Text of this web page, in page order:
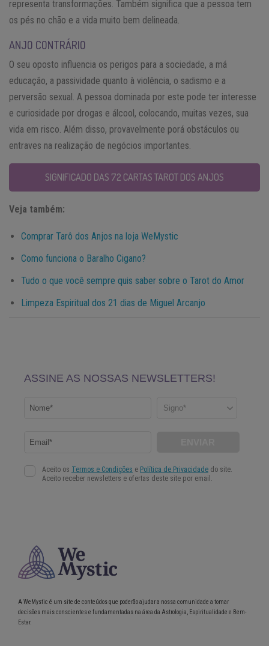
representa transformações. Também significa que a pessoa tem
os pés no chão e a vida muito bem delineada.
ANJO CONTRÁRIO
O seu oposto influencia os perigos para a sociedade, a má
educação, a passividade quanto à violência, o sadismo e a
perversão sexual. A pessoa dominada por este pode ter interesse
e curiosidade por drogas e álcool, colocando, muitas vezes, sua
vida em risco. Além disso, provavelmente porá obstáculos ou
entraves na realização de negócios importantes.
SIGNIFICADO DAS 72 CARTAS TAROT DOS ANJOS
Veja também:
Comprar Tarô dos Anjos na loja WeMystic
Como funciona o Baralho Cigano?
Tudo o que você sempre quis saber sobre o Tarot do Amor
Limpeza Espiritual dos 21 dias de Miguel Arcanjo
A WeMystic é um site de conteúdos que poderão ajudar a nossa comunidade a tomar
decisões mais conscientes e fundamentadas na área da Astrologia, Espiritualidade e Bem-
Estar.